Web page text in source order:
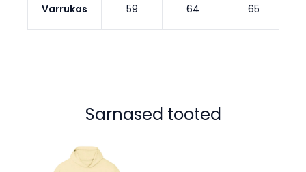
Varrukas 59 64 65
Sarnased tooted